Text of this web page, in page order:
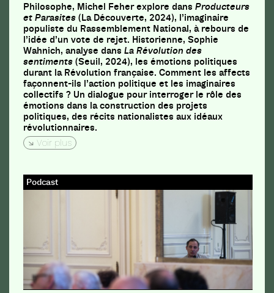
Philosophe, Michel Feher explore dans Producteurs
et Parasites (La Découverte, 2024), l’imaginaire
populiste du Rassemblement National, à rebours de
l’idée d’un vote de rejet. Historienne, Sophie
Wahnich, analyse dans La Révolution des
sentiments (Seuil, 2024), les émotions politiques
durant la Révolution française. Comment les affects
façonnent-ils l’action politique et les imaginaires
collectifs ? Un dialogue pour interroger le rôle des
émotions dans la construction des projets
politiques, des récits nationalistes aux idéaux
révolutionnaires.
Voir plus
Podcast